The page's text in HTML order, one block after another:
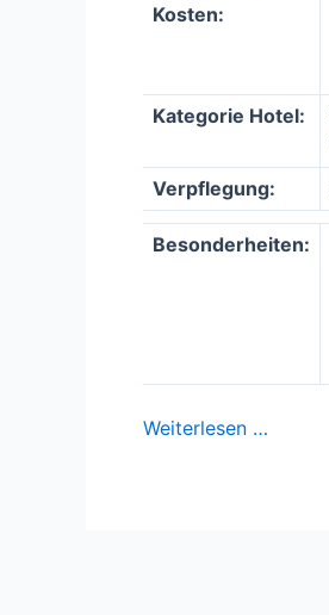
Kosten:
Kategorie Hotel:
Verpflegung:
Besonderheiten:
Weiterlesen …